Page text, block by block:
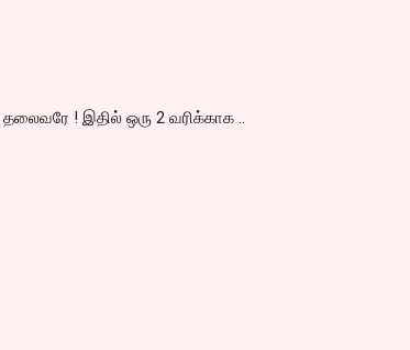
! இதில் ஒரு 2 வரிக்காக ..